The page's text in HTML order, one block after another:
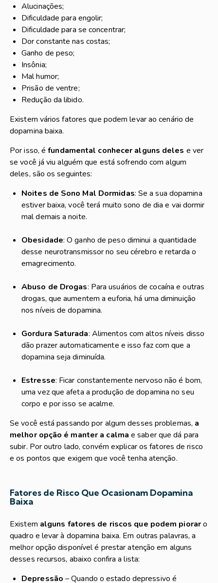
Alucinações;
Dificuldade para engolir;
Dificuldade para se concentrar;
Dor constante nas costas;
Ganho de peso;
Insônia;
Mal humor;
Prisão de ventre;
Redução da libido.
Existem vários fatores que podem levar ao cenário de
dopamina baixa.
Por isso, éfundamental conhecer alguns deles e ver
se você já viu alguém que está sofrendo com algum
deles, são os seguintes:
Noites de Sono Mal Dormidas: Se a sua dopamina
estiver baixa, você terá muito sono de dia e vai dormir
mal demais a noite.
Obesidade: O ganho de peso diminui a quantidade
desse neurotransmissor no seu cérebro e retarda o
emagrecimento.
Abuso de Drogas: Para usuários de cocaína e outras
drogas, que aumentem a euforia, há uma diminuição
nos níveis de dopamina.
Gordura Saturada: Alimentos com altos níveis disso
dão prazer automaticamente e isso faz com que a
dopamina seja diminuída.
Estresse: Ficar constantemente nervoso não é bom,
uma vez que afeta a produção de dopamina no seu
corpo e por isso se acalme.
Se você está passando por algum desses problemas, a
melhor opção é manter a calma e saber que dá para
subir. Por outro lado, convém explicar os fatores de risco
e os pontos que exigem que você tenha atenção.
Fatores de Risco Que Ocasionam Dopamina
Baixa
Existem alguns fatores de riscos que podem pioraro
quadro e levar à dopamina baixa. Em outras palavras, a
melhor opção disponível é prestar atenção em alguns
desses recursos, abaixo confira a lista:
Depressão – Quando o estado depressivo é